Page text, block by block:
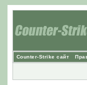
Counter-Strike сайт